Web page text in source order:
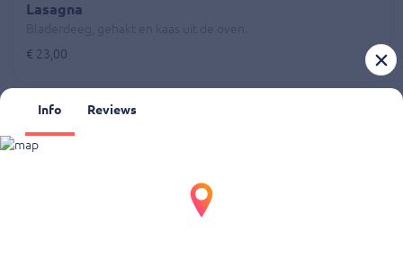
Lasagna
€ 23,00
Pizza's 33cm
Info Reviews